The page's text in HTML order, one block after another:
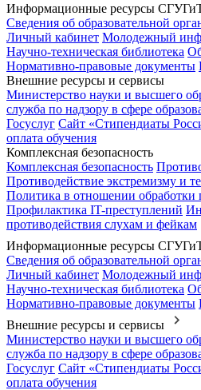
Информационные ресурсы
Сведения об образовательной
Личный кабинет Молодежный
Научно-техническая библиотека
Нормативно-правовые документы
Внешние ресурсы и сервисы
Министерство науки и высшего
служба по надзору в сфере
Госуслуг Сайт «Стипендиаты
оплата обучения
Комплексная безопасность
Комплексная безопасность
Противодействие экстремизму и
Политика в отношении обработки
Профилактика IT-преступлений
противодействия слухам и фейкам
Информационные ресурсы
Сведения об образовательной
Личный кабинет Молодежный
Научно-техническая библиотека
Нормативно-правовые документы
Внешние ресурсы и сервисы
Министерство науки и высшего
служба по надзору в сфере
Госуслуг Сайт «Стипендиаты
оплата обучения